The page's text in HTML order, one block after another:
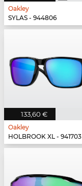
Oakley
SYLAS - 944806
133,60 €
Oakley
HOLBROOK XL - 941703